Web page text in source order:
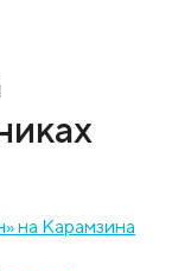
на Карамзина